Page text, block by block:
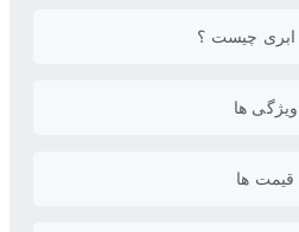
چیست ؟
ها
قیمت ها